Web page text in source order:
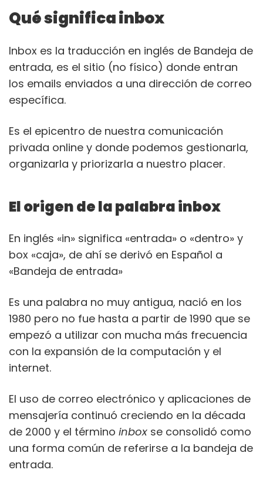
Qué significa inbox
Inbox es la traducción en inglés de Bandeja de
entrada, es el sitio (no físico) donde entran
los emails enviados a una dirección de correo
específica.
Es el epicentro de nuestra comunicación
privada online y donde podemos gestionarla,
organizarla y priorizarla a nuestro placer.
El origen de la palabra inbox
En inglés «in» significa «entrada» o «dentro» y
box «caja», de ahí se derivó en Español a
«Bandeja de entrada»
Es una palabra no muy antigua, nació en los
1980 pero no fue hasta a partir de 1990 que se
empezó a utilizar con mucha más frecuencia
con la expansión de la computación y el
internet.
El uso de correo electrónico y aplicaciones de
mensajería continuó creciendo en la década
de 2000 y el término inbox se consolidó como
una forma común de referirse a la bandeja de
entrada.